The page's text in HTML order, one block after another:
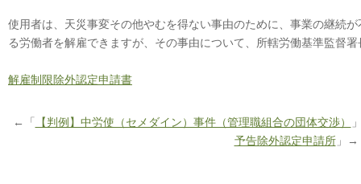
使用者は、天災事変その他やむを得ない事由のために、事業の継続
る労働者を解雇できますが、その事由について、所轄労働基準監督
解雇制限除外認定申請書
←「 【判例】中労使（セメダイン）事件（管理職組合の団体交渉）
予告除外認定申請所」→